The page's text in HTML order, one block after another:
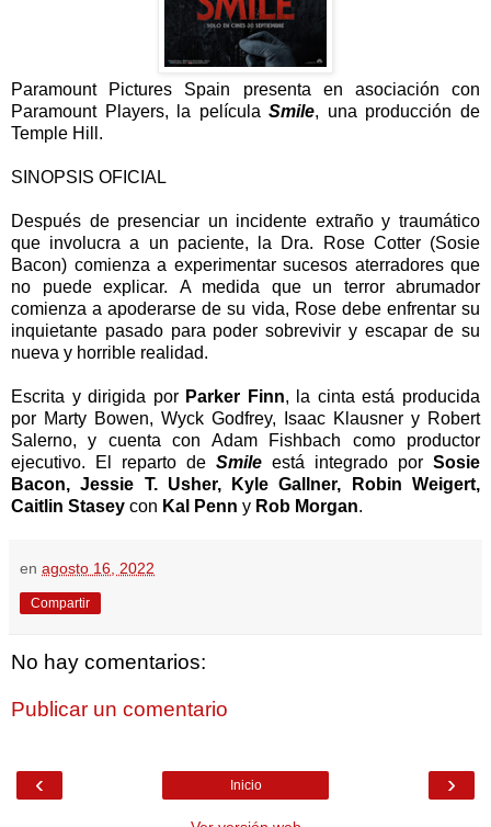
Paramount Pictures Spain presenta en asociación con
Paramount Players, la películaSmile, una producción de
Temple Hill.
SINOPSIS OFICIAL
Después de presenciar un incidente extraño y traumático
que involucra a un paciente, la Dra. Rose Cotter (Sosie
Bacon) comienza a experimentar sucesos aterradores que
no puede explicar. A medida que un terror abrumador
comienza a apoderarse de su vida, Rose debe enfrentar su
inquietante pasado para poder sobrevivir y escapar de su
nueva y horrible realidad.
Escrita y dirigida por Parker Finn, la cinta está producida
por Marty Bowen, Wyck Godfrey, Isaac Klausner y Robert
Salerno, y cuenta conAdam Fishbach como productor
ejecutivo. El reparto de Smile está integrado por Sosie
Bacon, Jessie T. Usher, Kyle Gallner, Robin Weigert,
Caitlin Stasey con Kal Penn y Rob Morgan.
en agosto 16, 2022
Compartir
No hay comentarios:
Publicar un comentario
‹ ›
Inicio